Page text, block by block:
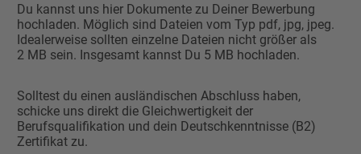
Du kannst uns hier Dokumente zu Deiner Bewerbung
hochladen. Möglich sind Dateien vom Typ pdf, jpg, jpeg.
Idealerweise sollten einzelne Dateien nicht größer als
2 MB sein. Insgesamt kannst Du 5 MB hochladen.
Solltest du einen ausländischen Abschluss haben,
schicke uns direkt die Gleichwertigkeit der
Berufsqualifikation und dein Deutschkenntnisse (B2)
Zertifikat zu.